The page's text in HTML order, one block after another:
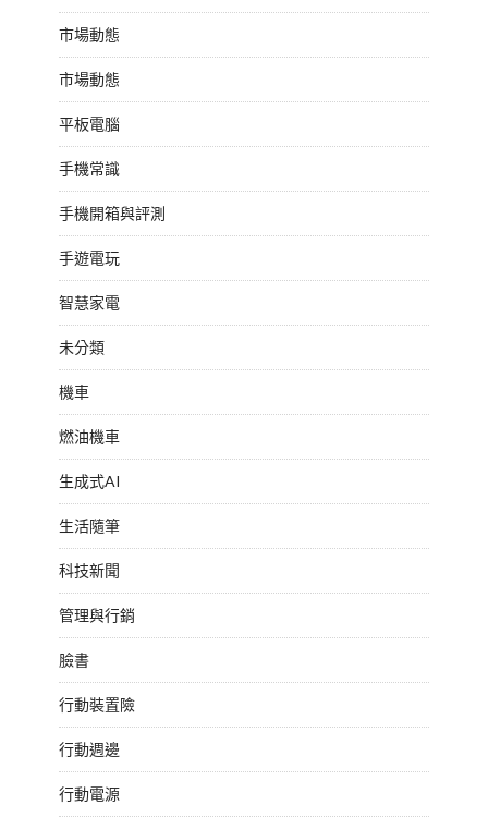
市場動態
市場動態
平板電腦
手機常識
手機開箱與評測
手遊電玩
智慧家電
未分類
機車
燃油機車
生成式AI
生活隨筆
科技新聞
管理與行銷
臉書
行動裝置險
行動週邊
行動電源